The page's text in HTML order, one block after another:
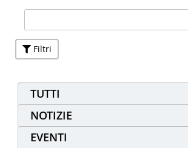
Ricerca avanzata…
Filtri
TUTTI
NOTIZIE
EVENTI